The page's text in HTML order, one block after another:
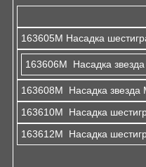
163605М Насадка
163606M Насадка
163608M Насадка звезда
163610М Насадка
163612М Насадка